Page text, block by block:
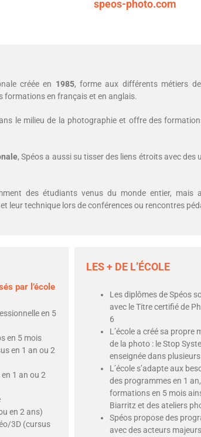
speos-photo.com
créée en 1985, forme aux différents métiers
formations en français et en anglais.
le milieu de la photographie et offre des
, Spéos a aussi su tisser des liens étroits avec des
des étudiants venus du monde entier, mais
leur technique lors de conférences ou rencontres
par l’école
en 5
en 5 mois
en 1 an ou 2
1 an ou 2
en 2 ans)
3D (cursus
LES + DE L’ÉCOLE
Les diplômes de Spéos
avec le Titre certifié de
6
L’école a créé sa propre
de la photo : le Stop
enseignée dans
L’école s’adapte aux
des programmes en 1
formations en 5 mois
Biarritz et des ateliers
Spéos propose des
avec des acteurs